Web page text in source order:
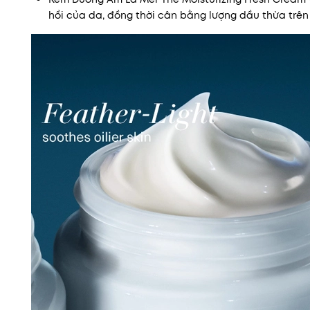
hồi của da, đồng thời cân bằng lượng dầu thừa